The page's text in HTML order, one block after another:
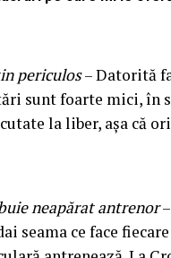
periculos– Datorită
sunt foarte mici, în
la liber, așa că
neapărat antrenor
seama ce face